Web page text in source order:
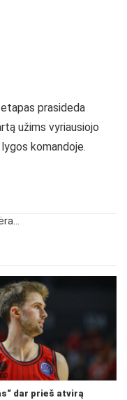
prasideda
užims vyriausiojo
komandoje.
dar prieš atvirą